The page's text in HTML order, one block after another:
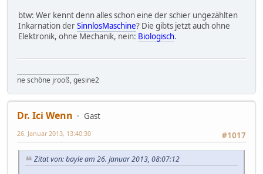
btw: Wer kennt denn alles schon eine der schier ungezählten
Inkarnation derSinnlosMaschine? Die gibts jetzt auch ohne
Elektronik, ohne Mechanik, nein: Biologisch.
ne schöne jrooß, gesine2
Dr. Ici Wenn
Gast
#1017
26. Januar 2013, 13:40:30
Zitat von: bayle am 26. Januar 2013, 08:07:12